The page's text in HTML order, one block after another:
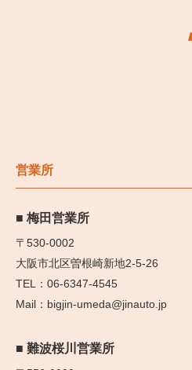
営業所
梅田営業所
〒530-0002
大阪市北区曽根崎新地2-5-26
06-6347-4545
bigjin-umeda@jinauto.jp
難波桜川営業所